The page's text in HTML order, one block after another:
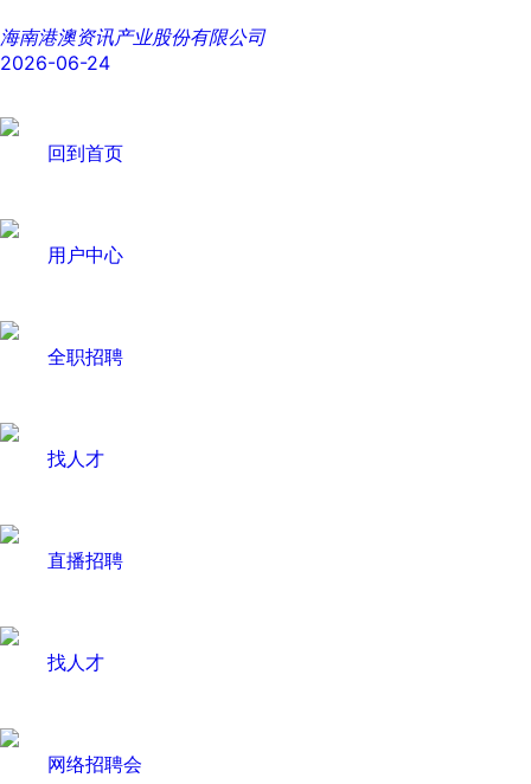
海南港澳资讯产业股份有限公司
2026-06-24
回到首页
用户中心
全职招聘
找人才
直播招聘
找人才
网络招聘会